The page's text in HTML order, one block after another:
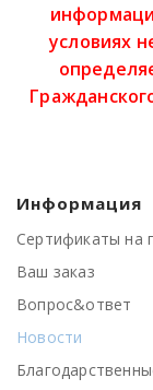
условиях
Информация
Сертификаты на
Ваш заказ
Вопрос&ответ
Новости